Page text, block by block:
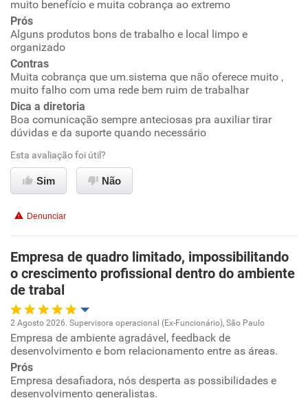
Conciliação com a vida familiar
Benefícios
Não recomenda esta empresa
Recomenda a diretoria
muito benefício e muita cobrança ao extremo
Prós
Alguns produtos bons de trabalho e local limpo e
organizado
Contras
Muita cobrança que um.sistema que não oferece muito ,
muito falho com uma rede bem ruim de trabalhar
Dica a diretoria
Boa comunicação sempre anteciosas pra auxiliar tirar
dúvidas e da suporte quando necessário
Esta avaliação foi útil?
Sim Não
Denunciar
Empresa de quadro limitado, impossibilitando
o crescimento profissional dentro do ambiente
de trabal
Oportunidade de promoção
Ambiente de trabalho
2 Agosto 2026. Supervisora operacional (Ex-Funcionário), São Paulo
Empresa de ambiente agradável, feedback de
desenvolvimento e bom relacionamento entre as áreas.
Prós
Empresa desafiadora, nós desperta as possibilidades e
desenvolvimento generalistas.